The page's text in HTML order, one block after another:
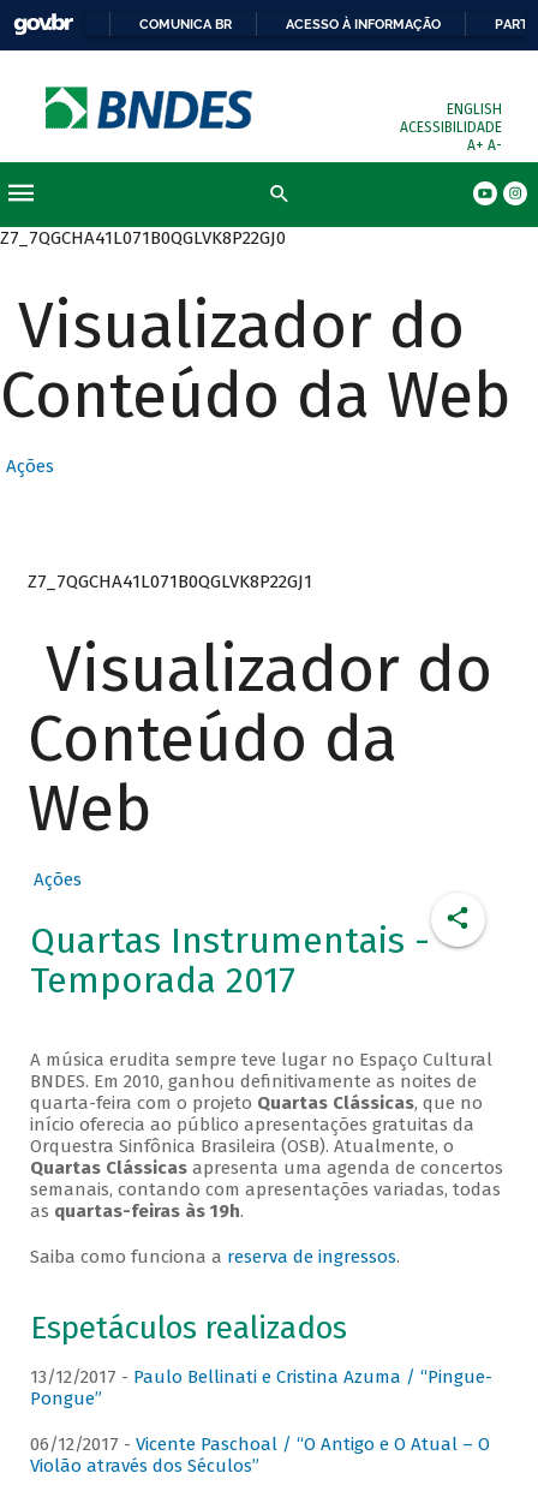
COMUNICA BR ACESSO À INFORMAÇÃO
ENGLISH
ACESSIBILIDADE
A+ A-
Z7_7QGCHA41L071B0QGLVK8P22GJ0
Visualizador do
Conteúdo da Web
Ações
Z7_7QGCHA41L071B0QGLVK8P22GJ1
Visualizador do
Conteúdo da
Web
Ações
Quartas Instrumentais -
Temporada 2017
A música erudita sempre teve lugar no Espaço Cultural
BNDES. Em 2010, ganhou definitivamente as noites de
quarta-feira com o projeto Quartas Clássicas, que no
início oferecia ao público apresentações gratuitas da
Orquestra Sinfônica Brasileira (OSB). Atualmente, o
Quartas Clássicasapresenta uma agenda de concertos
semanais, contando com apresentações variadas, todas
as quartas-feiras às 19h.
Saiba como funciona a reserva de ingressos.
Espetáculos realizados
13/12/2017 - Paulo Bellinati e Cristina Azuma / “Pingue-
Pongue”
06/12/2017 - Vicente Paschoal / “O Antigo e O Atual – O
Violão através dos Séculos”